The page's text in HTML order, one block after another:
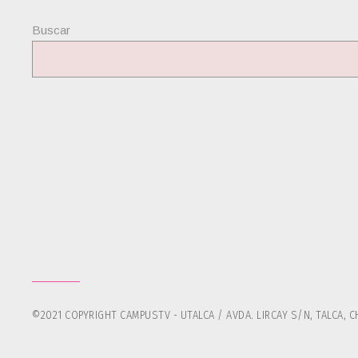
Buscar
©2021 COPYRIGHT CAMPUSTV - UTALCA / AVDA. LIRCAY S/N, TALCA,